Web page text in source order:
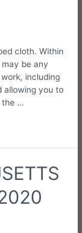
cloth. Within
be any
including
allowing you to
the …